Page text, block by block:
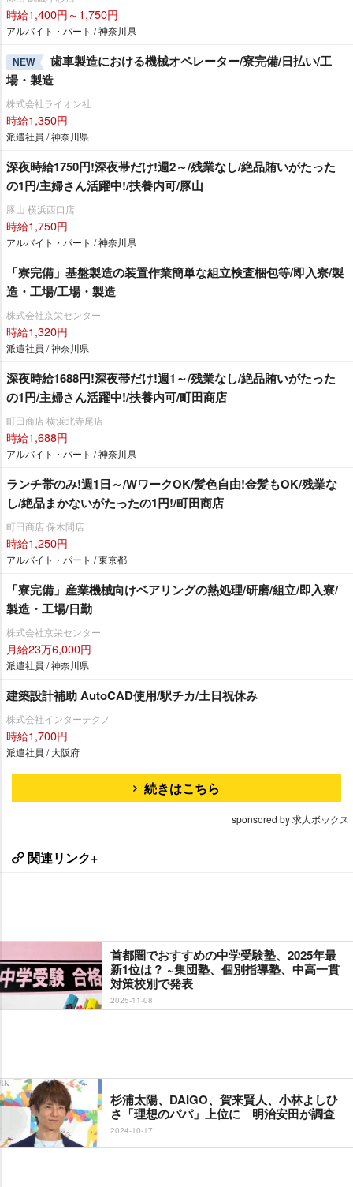
時給1,400円～1,750円
アルバイト・パート / 神奈川県
NEW
歯車製造における機械オペレーター/寮完備/日払い/工
場・製造
株式会社ライオン社
時給1,350円
派遣社員 / 神奈川県
深夜時給1750円!深夜帯だけ!週2～/残業なし/絶品賄いがたった
の1円/主婦さん活躍中!/扶養内可/豚山
豚山 横浜西口店
時給1,750円
アルバイト・パート / 神奈川県
「寮完備」基盤製造の装置作業簡単な組立検査梱包等/即入寮/製
造・工場/工場・製造
株式会社京栄センター
時給1,320円
派遣社員 / 神奈川県
深夜時給1688円!深夜帯だけ!週1～/残業なし/絶品賄いがたった
の1円/主婦さん活躍中!/扶養内可/町田商店
町田商店 横浜北寺尾店
時給1,688円
アルバイト・パート / 神奈川県
ランチ帯のみ!週1日～/WワークOK/髪色自由!金髪もOK/残業な
し/絶品まかないがたったの1円!/町田商店
町田商店 保木間店
時給1,250円
アルバイト・パート / 東京都
「寮完備」産業機械向けベアリングの熱処理/研磨/組立/即入寮/
製造・工場/日勤
株式会社京栄センター
月給23万6,000円
派遣社員 / 神奈川県
建築設計補助 AutoCAD使用/駅チカ/土日祝休み
株式会社インターテクノ
時給1,700円
派遣社員 / 大阪府
続きはこちら
sponsored by 求人ボックス
関連リンク+
首都圏でおすすめの中学受験塾、2025年最
新1位は？ ~集団塾、個別指導塾、中高一貫
対策校別で発表
2025-11-08
杉浦太陽、DAIGO、賀来賢人、小林よしひ
さ「理想のパパ」上位に 明治安田が調査
2024-10-17